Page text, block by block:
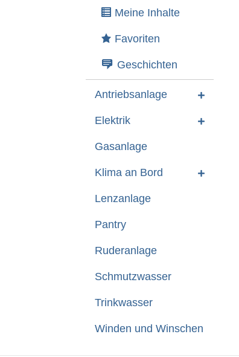
Meine Inhalte
Favoriten
Geschichten
Antriebsanlage
Elektrik
Gasanlage
Klima an Bord
Lenzanlage
Pantry
Ruderanlage
Schmutzwasser
Trinkwasser
Winden und Winschen